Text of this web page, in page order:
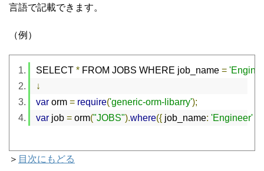
言語で記載できます。
（例）
SELECT * FROM JOBS WHERE job_name =
↓
var orm = require('generic-orm-libarry');
var job = orm("JOBS").where({ job_name: 'Engineer'
＞ 目次にもどる